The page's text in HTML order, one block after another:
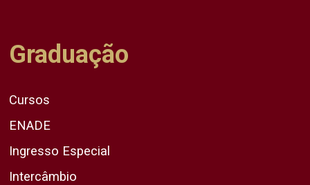
Graduação
Cursos
ENADE
Ingresso Especial
Intercâmbio